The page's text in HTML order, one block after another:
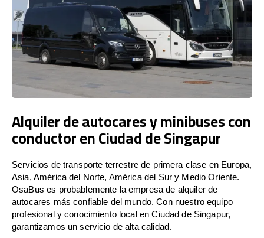
Alquiler de autocares y minibuses con
conductor en Ciudad de Singapur
Servicios de transporte terrestre de primera clase en Europa,
Asia, América del Norte, América del Sur y Medio Oriente.
OsaBus es probablemente la empresa de alquiler de
autocares más confiable del mundo. Con nuestro equipo
profesional y conocimiento local en Ciudad de Singapur,
garantizamos un servicio de alta calidad.